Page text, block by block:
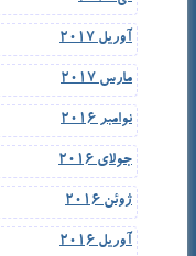
آوریل 2017
مارس 2017
نوامبر 2016
جولای 2016
ژوئن 2016
آوریل 2016